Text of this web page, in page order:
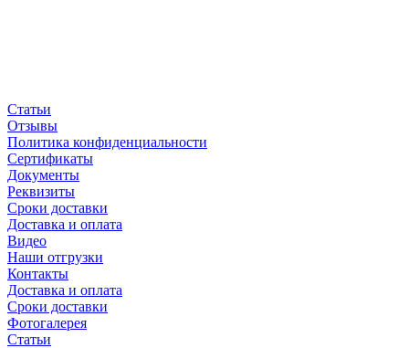
Статьи
Отзывы
Политика конфиденциальности
Сертификаты
Документы
Реквизиты
Сроки доставки
Доставка и оплата
Видео
Наши отгрузки
Контакты
Доставка и оплата
Сроки доставки
Фотогалерея
Статьи